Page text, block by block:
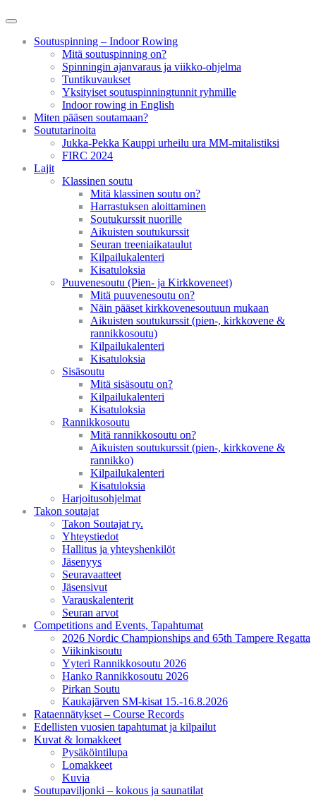
Soutuspinning – Indoor Rowing
Mitä soutuspinning on?
Spinningin ajanvaraus ja viikko-ohjelma
Tuntikuvaukset
Yksityiset soutuspinningtunnit ryhmille
Indoor rowing in English
Miten pääsen soutamaan?
Soututarinoita
Jukka-Pekka Kauppi urheilu ura MM-mitalistiksi
FIRC 2024
Lajit
Klassinen soutu
Mitä klassinen soutu on?
Harrastuksen aloittaminen
Soutukurssit nuorille
Aikuisten soutukurssit
Seuran treeniaikataulut
Kilpailukalenteri
Kisatuloksia
Puuvenesoutu (Pien- ja Kirkkoveneet)
Mitä puuvenesoutu on?
Näin pääset kirkkovenesoutuun mukaan
Aikuisten soutukurssit (pien-, kirkkovene &
rannikkosoutu)
Kilpailukalenteri
Kisatuloksia
Sisäsoutu
Mitä sisäsoutu on?
Kilpailukalenteri
Kisatuloksia
Rannikkosoutu
Mitä rannikkosoutu on?
Aikuisten soutukurssit (pien-, kirkkovene &
rannikko)
Kilpailukalenteri
Kisatuloksia
Harjoitusohjelmat
Takon soutajat
Takon Soutajat ry.
Yhteystiedot
Hallitus ja yhteyshenkilöt
Jäsenyys
Seuravaatteet
Jäsensivut
Varauskalenterit
Seuran arvot
Competitions and Events, Tapahtumat
2026 Nordic Championships and 65th Tampere Regatta
Viikinkisoutu
Yyteri Rannikkosoutu 2026
Hanko Rannikkosoutu 2026
Pirkan Soutu
Kaukajärven SM-kisat 15.-16.8.2026
Rataennätykset – Course Records
Edellisten vuosien tapahtumat ja kilpailut
Kuvat & lomakkeet
Pysäköintilupa
Lomakkeet
Kuvia
Soutupaviljonki – kokous ja saunatilat